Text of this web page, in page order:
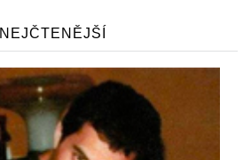
NEJČTENĚJŠÍ